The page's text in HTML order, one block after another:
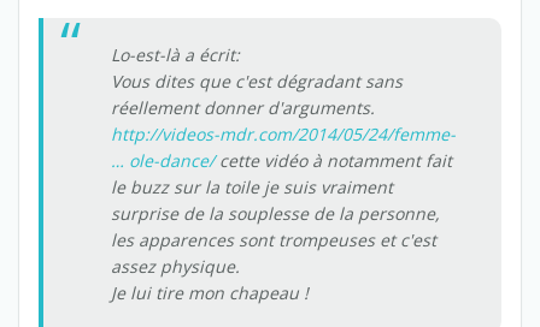
Lo-est-là a écrit:
Vous dites que c'est dégradant sans
réellement donner d'arguments.
http://videos-mdr.com/2014/05/24/femme-
… ole-dance/cette vidéo à notamment fait
le buzz sur la toile je suis vraiment
surprise de la souplesse de la personne,
les apparences sont trompeuses et c'est
assez physique.
Je lui tire mon chapeau !